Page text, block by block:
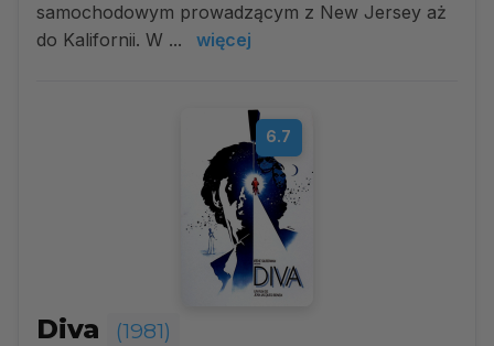
samochodowym prowadzącym z New Jersey aż
do Kalifornii. W ...
więcej
6.7
Diva (1981)